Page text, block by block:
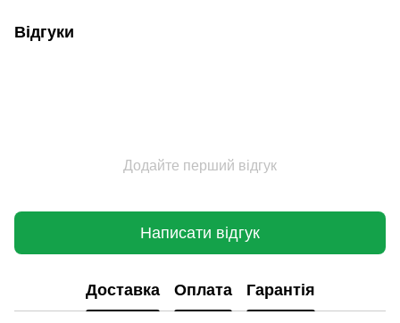
Відгуки
Додайте перший відгук
Написати відгук
Доставка Оплата Гарантія